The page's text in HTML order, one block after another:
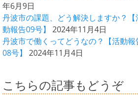
年6月9日
丹波市の課題、どう解決しますか？【
動報告09号】
2024年11月4日
丹波市で働くってどうなの？【活動報
08号】
2024年11月4日
こちらの記事もどうぞ